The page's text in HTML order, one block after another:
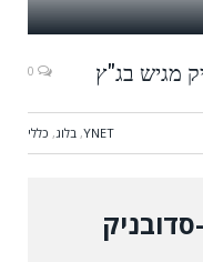
מגיש בג"ץ
YNET
, בלוג, כללי
סדובניק